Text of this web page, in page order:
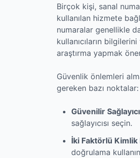
Birçok kişi, sanal
kullanılan hizmete
numaralar genellikle
kullanıcıların
araştırma yapmak
Güvenlik önlemleri
gereken bazı noktalar:
Güvenilir
sağlayıcısı seçin.
İki Faktörlü
doğrulama